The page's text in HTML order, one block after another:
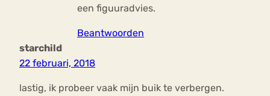
een figuuradvies.
Beantwoorden
starchild
22 februari, 2018
lastig, ik probeer vaak mijn buik te verbergen.